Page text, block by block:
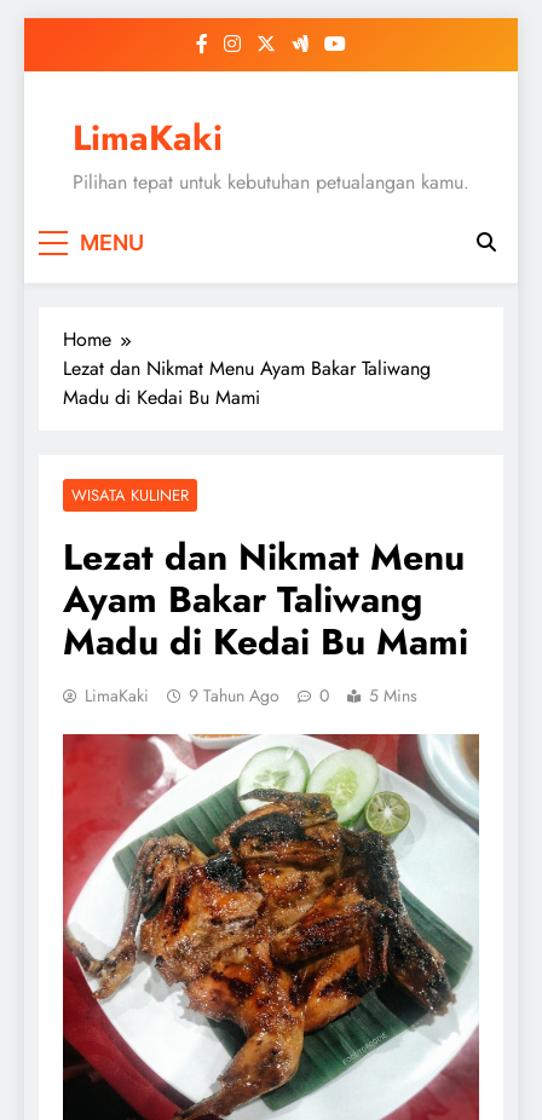
LimaKaki
Pilihan tepat untuk kebutuhan petualangan kamu.
MENU
Home
Lezat dan Nikmat Menu Ayam Bakar Taliwang
Madu di Kedai Bu Mami
WISATA KULINER
Lezat dan Nikmat Menu
Ayam Bakar Taliwang
Madu di Kedai Bu Mami
LimaKaki 9 Tahun Ago 0 5 Mins